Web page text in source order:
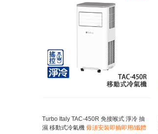
Turbo Italy TAC-450R 免接喉式 淨冷 抽
濕 移動式冷氣機 毋須安裝即插即用/纖體